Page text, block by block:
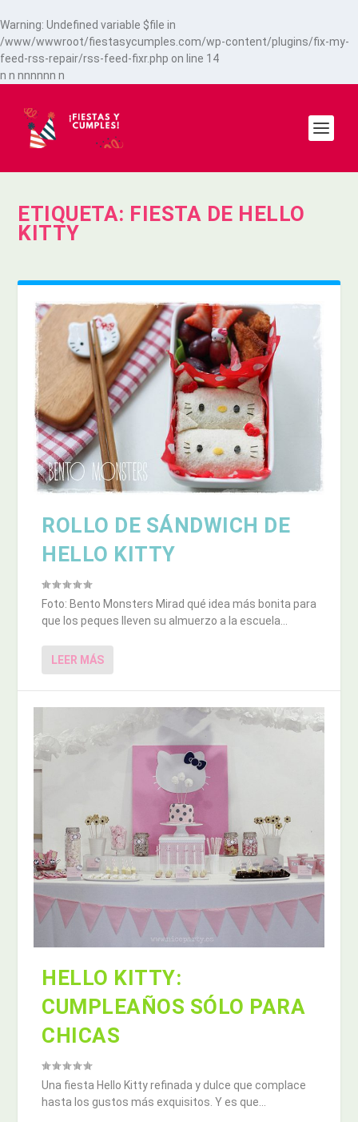
Warning: Undefined variable $file in
/www/wwwroot/fiestasycumples.com/wp-content/plugins/fix-my-
feed-rss-repair/rss-feed-fixr.php on line 14
n n nnnnnn n
ETIQUETA: FIESTA DE HELLO
KITTY
ROLLO DE SÁNDWICH DE
HELLO KITTY
Foto: Bento Monsters Mirad qué idea más bonita para
que los peques lleven su almuerzo a la escuela...
LEER MÁS
HELLO KITTY:
CUMPLEAÑOS SÓLO PARA
CHICAS
Una fiesta Hello Kitty refinada y dulce que complace
hasta los gustos más exquisitos. Y es que...